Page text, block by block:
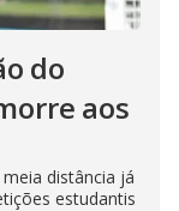
do
aos
distância já
estudantis